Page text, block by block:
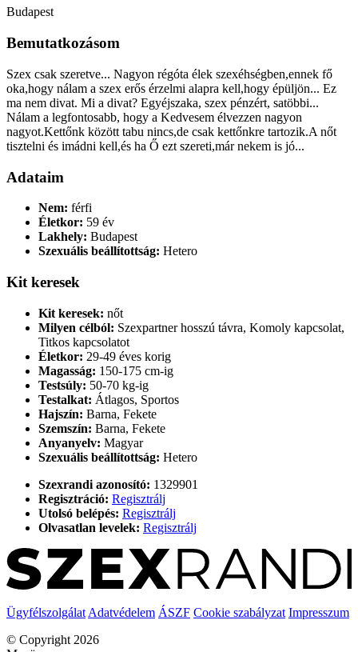
Budapest
Bemutatkozásom
Szex csak szeretve... Nagyon régóta élek szexéhségben,ennek fő
oka,hogy nálam a szex erős érzelmi alapra kell,hogy épüljön... Ez
ma nem divat. Mi a divat? Egyéjszaka, szex pénzért, satöbbi...
Nálam a legfontosabb, hogy a Kedvesem élvezzen nagyon
nagyot.Kettőnk között tabu nincs,de csak kettőnkre tartozik.A nőt
tisztelni és imádni kell,és ha Ő ezt szereti,már nekem is jó...
Adataim
Nem: férfi
Életkor: 59 év
Lakhely: Budapest
Szexuális beállítottság: Hetero
Kit keresek
Kit keresek: nőt
Milyen célból: Szexpartner hosszú távra, Komoly kapcsolat,
Titkos kapcsolatot
Életkor: 29-49 éves korig
Magasság: 150-175 cm-ig
Testsúly: 50-70 kg-ig
Testalkat: Átlagos, Sportos
Hajszín: Barna, Fekete
Szemszín: Barna, Fekete
Anyanyelv: Magyar
Szexuális beállítottság: Hetero
Szexrandi azonosító: 1329901
Regisztráció: Regisztrálj
Utolsó belépés: Regisztrálj
Olvasatlan levelek: Regisztrálj
Ügyfélszolgálat Adatvédelem ÁSZF Cookie szabályzat Impresszum
© Copyright 2026